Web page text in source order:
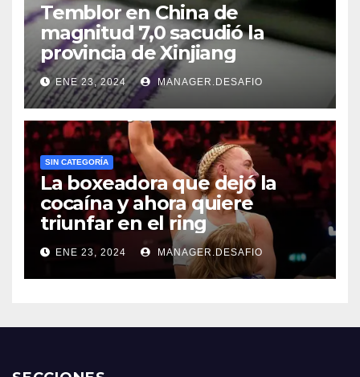
Temblor en China de
magnitud 7,0 sacudió la
provincia de Xinjiang
ENE 23, 2024 MANAGER.DESAFIO
SIN CATEGORÍA
La boxeadora que dejó la
cocaína y ahora quiere
triunfar en el ring​
ENE 23, 2024 MANAGER.DESAFIO